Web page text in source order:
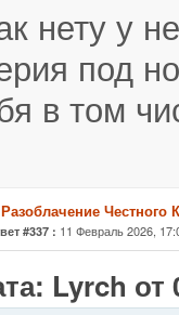
нету у
под
в том
Честного
#337 : 11 Февраль 2026,
Lyrch от